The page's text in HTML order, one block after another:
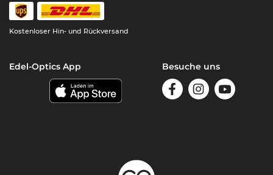
Kostenloser Hin- und Rückversand
Edel-Optics App Besuche uns